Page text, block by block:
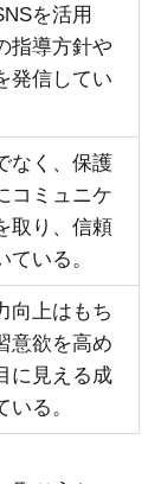
を活用
指導方針や
発信してい
なく、保護
コミュニケ
取り、信頼
ている。
向上はもち
意欲を高め
に見える成
る。